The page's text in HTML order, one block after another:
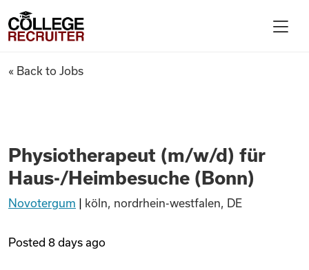
Find Jobs
Articles
College Recruiter
Physiotherapeut (m/w/d) für
« Back to Jobs
Physiotherapeut (m/w/d) für
Haus-/Heimbesuche (Bonn)
Novotergum köln, nordrhein-westfalen, DE
Posted 8 days ago